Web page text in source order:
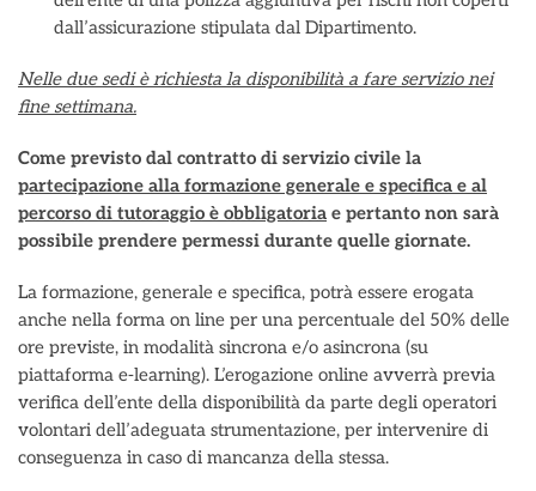
dall’assicurazione stipulata dal Dipartimento.
Nelle due sedi è richiesta la disponibilità a fare servizio nei
fine settimana.
Come previsto dal contratto di servizio civile la
partecipazione alla formazione generale e specifica e al
percorso di tutoraggio è obbligatoria e pertanto non sarà
possibile prendere permessi durante quelle giornate.
La formazione, generale e specifica, potrà essere erogata
anche nella forma on line per una percentuale del 50% delle
ore previste, in modalità sincrona e/o asincrona (su
piattaforma e-learning). L’erogazione online avverrà previa
verifica dell’ente della disponibilità da parte degli operatori
volontari dell’adeguata strumentazione, per intervenire di
conseguenza in caso di mancanza della stessa.